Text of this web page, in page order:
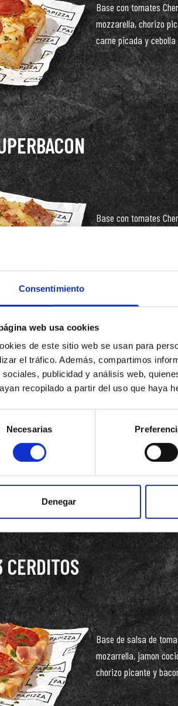
Consentimiento
web usa cookies
de este sitio web se usan para
el tráfico. Además, compartimos
sociales, publicidad y análisis web,
recopilado a partir del uso que haya
Necesarias
Denegar
Base con tomates
mozzarella, chorizo
carne picada y
Base con tomates
Base de salsa de
de carne, aceite oliva
CERDITOS
Base de salsa de
mozarrella, jamon
chorizo picante y